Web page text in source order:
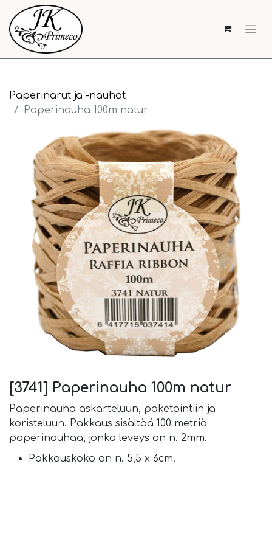
Paperinarut ja -nauhat
Paperinauha 100m natur
[3741] Paperinauha 100m natur
Paperinauha askarteluun, paketointiin ja
koristeluun. Pakkaus sisältää 100 metriä
paperinauhaa, jonka leveys on n. 2mm.
Pakkauskoko on n. 5,5 x 6cm.